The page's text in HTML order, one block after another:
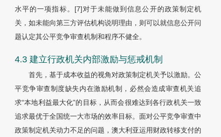
水平的一项指标。[7]对于未能做到信息公开的政策制定机
关，如未能向第三方评估机构说明理由，则可以就信息公开问
题认定其公平竞争审查机制和程序不健全。
4.3 建立行政机关内部激励与惩戒机制
首先，基于成本收益的视角对政策制定机关予以激励。公
平竞争审查制度缺失内在激励机制，必然会造成审查机关追
求“本地利益最大化”的目标，从而会很难达到各行政机关一致
追求最优于全国统一大市场的效率目标。面对公平竞争审查中
政策制定机关动力不足的问题，澳大利亚运用财政转移支付的